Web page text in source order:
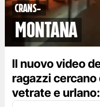
Crans-
Montana
Il nuovo video
ragazzi
vetrate e